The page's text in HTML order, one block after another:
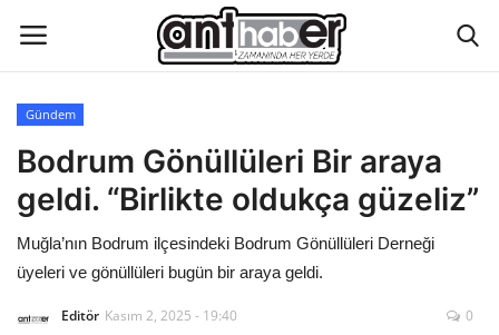
Künye
Eğitim
Aktüel Magazin
Hakkımızda
Gündem
Bodrum Gönüllüleri Bir araya
geldi. “Birlikte oldukça güzeliz”
Muğla’nın Bodrum ilçesindeki Bodrum Gönüllüleri Derneği
üyeleri ve gönüllüleri bugün bir araya geldi.
Editör Kasım 2, 2025 - 19:40 0